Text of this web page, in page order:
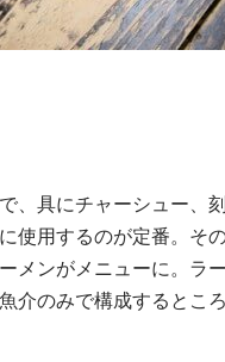
、具にチャーシュー
使用するのが定番。そ
メンがメニューに。
介のみで構成するところ